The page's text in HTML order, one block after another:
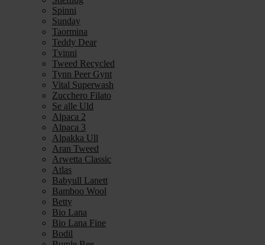
Spinni
Sunday
Taormina
Teddy Dear
Tvinni
Tweed Recycled
Tynn Peer Gynt
Vital Superwash
Zucchero Filato
Se alle Uld
Alpaca 2
Alpaca 3
Alpakka Ull
Aran Tweed
Arwetta Classic
Atlas
Babyull Lanett
Bamboo Wool
Betty
Bio Lana
Bio Lana Fine
Bodil